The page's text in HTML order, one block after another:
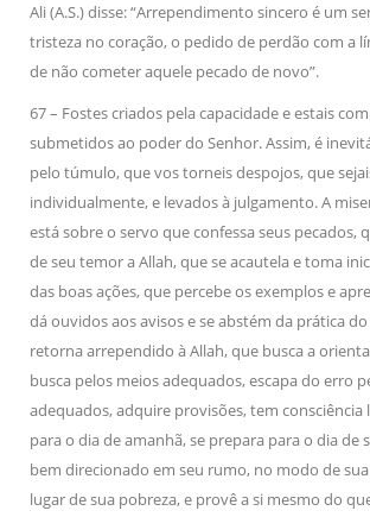
Ali (A.S.) disse: “Arrependimento sincero é um
tristeza no coração, o pedido de perdão com a
de não cometer aquele pecado de novo”.
67 – Fostes criados pela capacidade e estais
submetidos ao poder do Senhor. Assim, é
pelo túmulo, que vos torneis despojos, que
individualmente, e levados à julgamento. A
está sobre o servo que confessa seus pecados,
de seu temor a Allah, que se acautela e toma
das boas ações, que percebe os exemplos e
dá ouvidos aos avisos e se abstém da prática
retorna arrependido à Allah, que busca a
busca pelos meios adequados, escapa do erro
adequados, adquire provisões, tem consciência
para o dia de amanhã, se prepara para o dia de
bem direcionado em seu rumo, no modo de
lugar de sua pobreza, e provê a si mesmo do